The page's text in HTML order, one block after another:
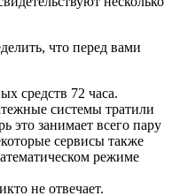
что перед вами
средств 72 часа.
системы тратили
это занимает всего пару
сервисы также
режиме
не отвечает.